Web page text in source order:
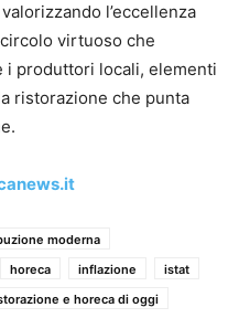
valorizzando l’eccellenza
virtuoso che
i produttori locali, elementi
ristorazione che punta
moderna
horeca inflazione
istat
e horeca di oggi